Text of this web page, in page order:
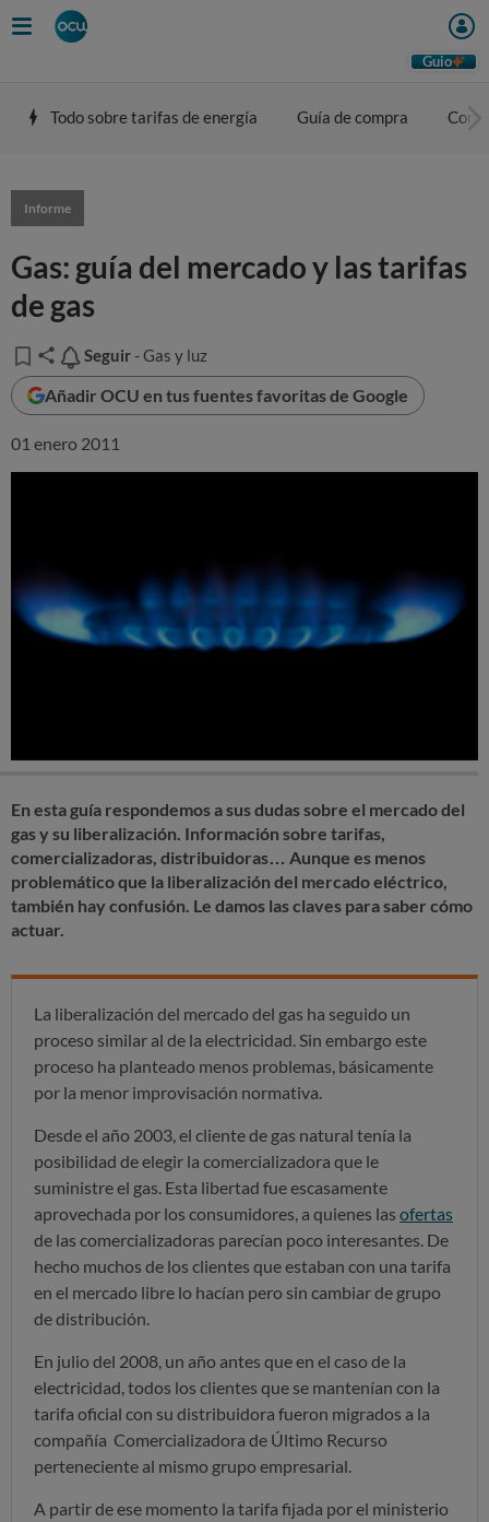
Guio
Todo sobre tarifas de energía Guía de compra
Informe
Gas: guía del mercado y las tarifas
de gas
Seguir
Seguir - Gas y luz
Añadir OCU en tus fuentes favoritas de Google
01 enero 2011
En esta guía respondemos a sus dudas sobre el mercado del
gas y su liberalización. Información sobre tarifas,
comercializadoras, distribuidoras… Aunque es menos
problemático que la liberalización del mercado eléctrico,
también hay confusión. Le damos las claves para saber cómo
actuar.
La liberalización del mercado del gas ha seguido un
proceso similar al de la electricidad. Sin embargo este
proceso ha planteado menos problemas, básicamente
por la menor improvisación normativa.
Desde el año 2003, el cliente de gas natural tenía la
posibilidad de elegir la comercializadora que le
suministre el gas. Esta libertad fue escasamente
aprovechada por los consumidores, a quienes las ofertas
de las comercializadoras parecían poco interesantes. De
hecho muchos de los clientes que estaban con una tarifa
en el mercado libre lo hacían pero sin cambiar de grupo
de distribución.
En julio del 2008, un año antes que en el caso de la
electricidad, todos los clientes que se mantenían con la
tarifa oficial con su distribuidora fueron migrados a la
compañía Comercializadora de Último Recurso
perteneciente al mismo grupo empresarial.
A partir de ese momento la tarifa fijada por el ministerio